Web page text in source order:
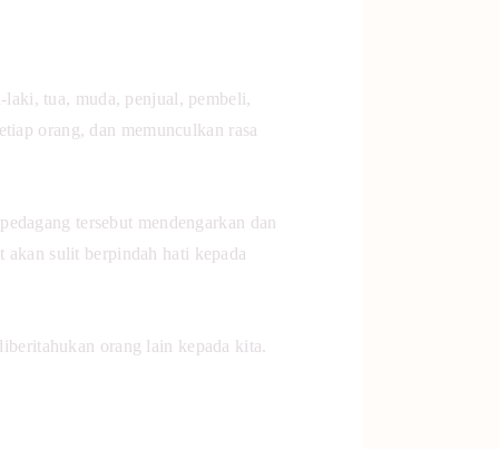
tua, muda, penjual, pembeli,
orang, dan memunculkan rasa
tersebut mendengarkan dan
sulit berpindah hati kepada
orang lain kepada kita.